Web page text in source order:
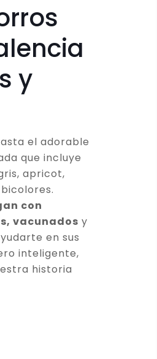
y
el adorable
que incluye
apricot,
con
vacunados y
en sus
inteligente,
historia